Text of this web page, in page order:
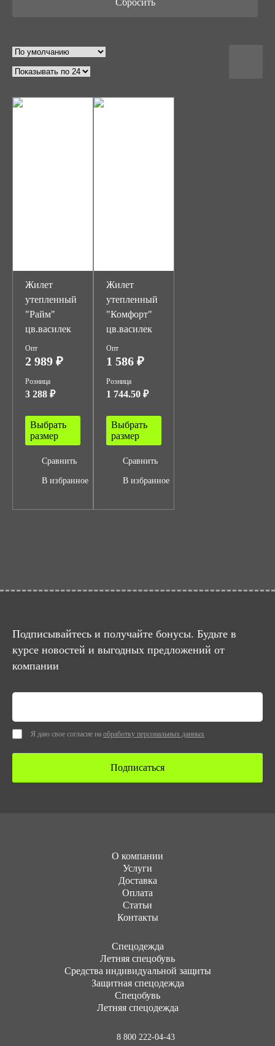
Жилет
утепленный
"Райм"
цв.василек
Опт
2 989 ₽
Розница
3 288 ₽
Выбрать
размер
Сравнить
В избранное
Жилет
утепленный
"Комфорт"
цв.василек
Опт
1 586 ₽
Розница
1 744.50 ₽
Выбрать
размер
Сравнить
В избранное
Подписывайтесь и получайте бонусы. Будьте в
курсе новостей и выгодных предложений от
компании
Я даю свое согласие на обработку персональных данных
Подписаться
О компании
Услуги
Доставка
Оплата
Статьи
Контакты
Cпецодежда
Летняя спецобувь
Средства индивидуальной защиты
Защитная спецодежда
Спецобувь
Летняя спецодежда
8 800 222-04-43